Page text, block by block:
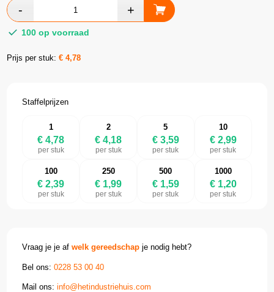
100 op voorraad
Prijs per stuk:€4,78
Staffelprijzen
1
€ 4,78
per stuk
2
€ 4,18
per stuk
5
€ 3,59
per stuk
10
€ 2,99
per stuk
100
€ 2,39
per stuk
250
€ 1,99
per stuk
500
€ 1,59
per stuk
1000
€ 1,20
per stuk
Vraag je je afwelk gereedschap je nodig hebt?
Bel ons:0228 53 00 40
Mail ons:info@hetindustriehuis.com